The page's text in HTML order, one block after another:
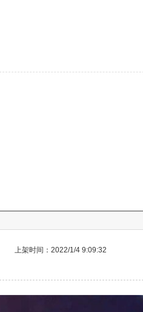
上架时间：2022/1/4 9:09:32